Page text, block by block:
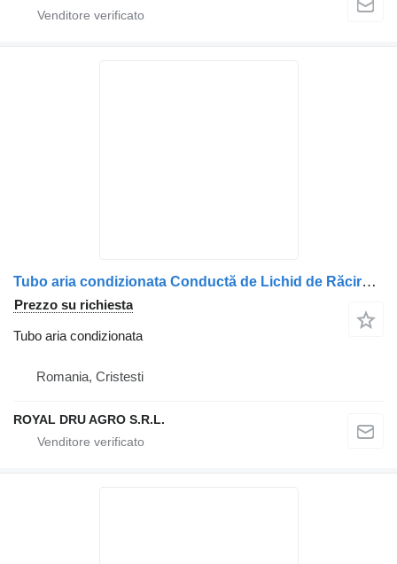
Tubo aria condizionata Conductă de Lichid de Răcire per camion MAN 5106302/3429 (51063023429)
Prezzo su richiesta
Tubo aria condizionata
Romania, Cristesti
ROYAL DRU AGRO S.R.L.